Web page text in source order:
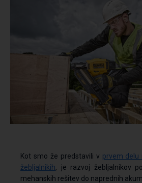
Kot smo že predstavili v prvem delu
žebljalnikih, je razvoj žebljalnikov
mehanskih rešitev do naprednih